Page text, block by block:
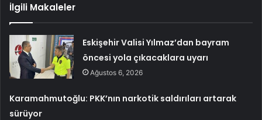
İlgili Makaleler
Eskişehir Valisi Yılmaz’dan bayram
öncesi yola çıkacaklara uyarı
Ağustos 6, 2026
Karamahmutoğlu: PKK’nın narkotik saldırıları artarak
sürüyor